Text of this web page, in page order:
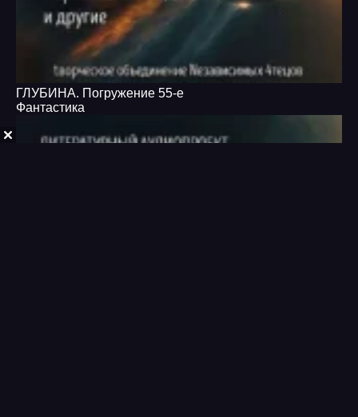
ГЛУБИНА. Погружение 55-е
Фантастика